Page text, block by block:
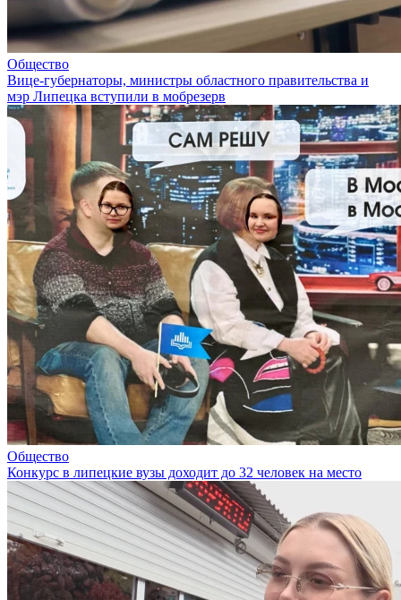
Общество
Вице-губернаторы, министры областного правительства и
мэр Липецка вступили в мобрезерв
Общество
Конкурс в липецкие вузы доходит до 32 человек на место